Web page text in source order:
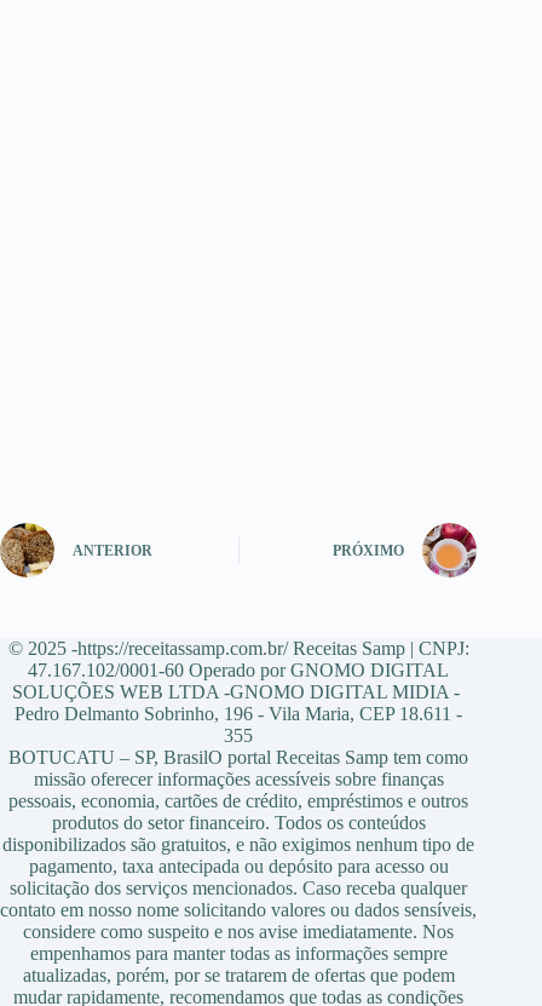
ANTERIOR PRÓXIMO
© 2025 -https://receitassamp.com.br/ Receitas Samp | CNPJ:
47.167.102/0001-60 Operado por GNOMO DIGITAL
SOLUÇÕES WEB LTDA -GNOMO DIGITAL MIDIA -
Pedro Delmanto Sobrinho, 196 - Vila Maria, CEP 18.611 -
355
BOTUCATU – SP, BrasilO portal Receitas Samp tem como
missão oferecer informações acessíveis sobre finanças
pessoais, economia, cartões de crédito, empréstimos e outros
produtos do setor financeiro. Todos os conteúdos
disponibilizados são gratuitos, e não exigimos nenhum tipo de
pagamento, taxa antecipada ou depósito para acesso ou
solicitação dos serviços mencionados. Caso receba qualquer
contato em nosso nome solicitando valores ou dados sensíveis,
considere como suspeito e nos avise imediatamente. Nos
empenhamos para manter todas as informações sempre
atualizadas, porém, por se tratarem de ofertas que podem
mudar rapidamente, recomendamos que todas as condições